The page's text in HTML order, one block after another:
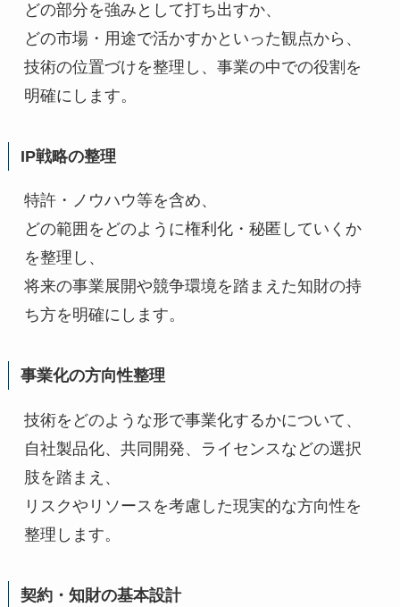
どの部分を強みとして打ち出すか、
どの市場・用途で活かすかといった観点から、
技術の位置づけを整理し、事業の中での役割を
明確にします。
IP戦略の整理
特許・ノウハウ等を含め、
どの範囲をどのように権利化・秘匿していくか
を整理し、
将来の事業展開や競争環境を踏まえた知財の持
ち方を明確にします。
事業化の方向性整理
技術をどのような形で事業化するかについて、
自社製品化、共同開発、ライセンスなどの選択
肢を踏まえ、
リスクやリソースを考慮した現実的な方向性を
整理します。
契約・知財の基本設計